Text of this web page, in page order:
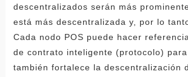
descentralizados serán más
está más descentralizada y, por lo
Cada nodo POS puede hacer
de contrato inteligente (protocolo)
también fortalece la descentralización